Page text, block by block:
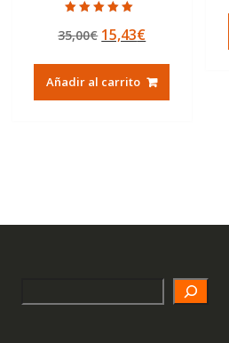
5.00
de 5
35,00€ El
original
era:
15,43€El
actual
es:
Añadir al carrito